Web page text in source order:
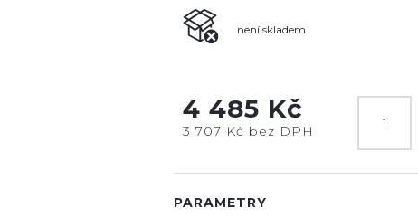
není skladem
4 485 Kč
3 707 Kč bez DPH
PARAMETRY